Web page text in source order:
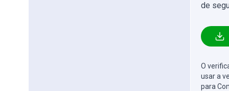
de
O
usar a
para